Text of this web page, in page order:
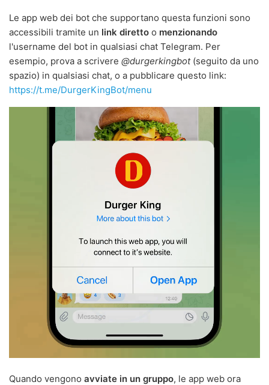
Le app web dei bot che supportano questa funzioni sono
accessibili tramite un link diretto o menzionando
l'username del bot in qualsiasi chat Telegram. Per
esempio, prova a scrivere @durgerkingbot(seguito da uno
spazio) in qualsiasi chat, o a pubblicare questo link:
https://t.me/DurgerKingBot/menu
Quando vengono avviate in un gruppo, le app web ora